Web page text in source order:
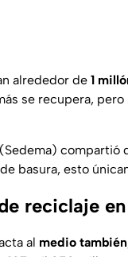
alrededor de 1
se recupera,
compartió
basura, esto
reciclaje
al medio también